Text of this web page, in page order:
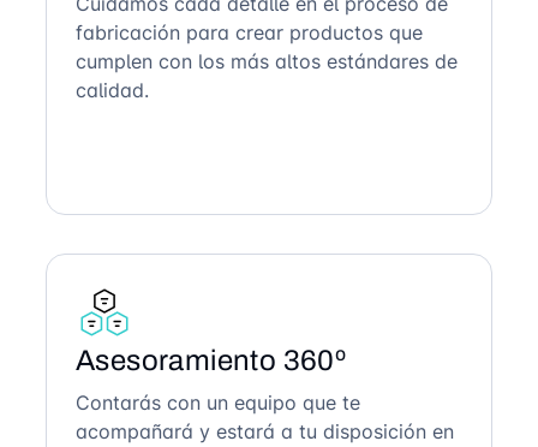
fabricación para crear productos que
cumplen con los más altos estándares de
calidad.
Asesoramiento 360º
Contarás con un equipo que te
acompañará y estará a tu disposición en